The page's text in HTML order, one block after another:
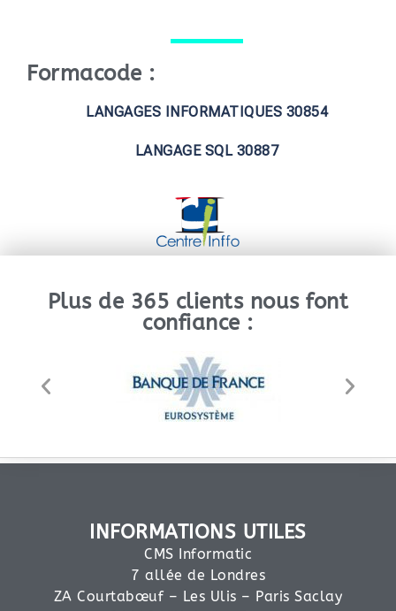
Formacode :
LANGAGES INFORMATIQUES 30854
LANGAGE SQL 30887
Plus de 365 clients nous font
confiance :
INFORMATIONS UTILES
CMS Informatic
7 allée de Londres
ZA Courtabœuf – Les Ulis – Paris Saclay